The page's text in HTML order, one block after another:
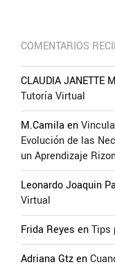
COMENTARIOS
CLAUDIA JANETTE
Tutoría Virtual
M.Camila en
Evolución de las
un Aprendizaje
Leonardo Joaquin
Virtual
Frida Reyes enTips
Adriana Gtzen